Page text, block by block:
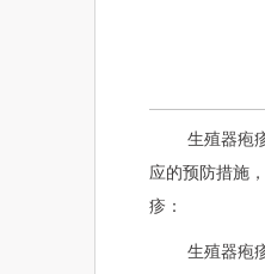
生殖器疱
应的预防措施
疹：
生殖器疱